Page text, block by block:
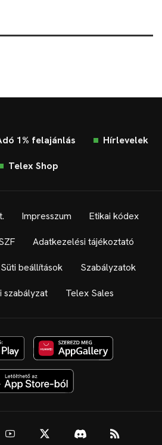
1% felajánlás Hírlevelek
Telex Shop
Impresszum Etikai kódex
Adatkezelési tájékoztató
Süti beállítások Szabályzatok
szabályzat Telex Sales